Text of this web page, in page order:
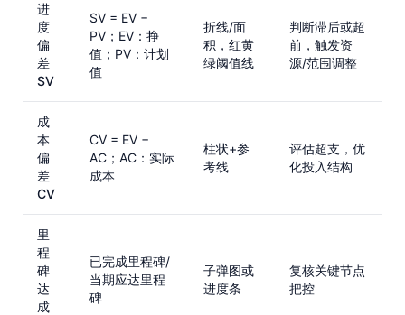
进
度
偏
差
SV
SV = EV −
PV；EV：挣
值；PV：计划
值
折线/面
积，红黄
绿阈值线
判断滞后或超
前，触发资
源/范围调整
成
本
偏
差
CV
CV = EV −
AC；AC：实际
成本
柱状+参
考线
评估超支，优
化投入结构
里
程
碑
达
成
已完成里程碑/
当期应达里程
碑
子弹图或
进度条
复核关键节点
把控